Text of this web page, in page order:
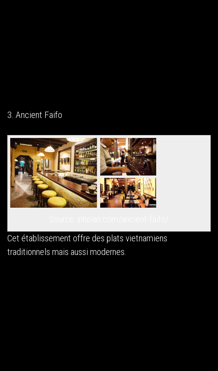
3. Ancient Faifo
Cet établissement offre des plats vietnamiens
traditionnels mais aussi modernes.